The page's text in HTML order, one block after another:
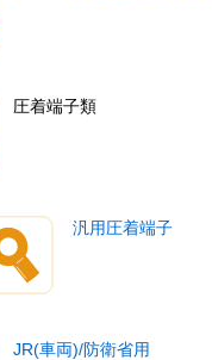
圧着端子類
汎用圧着端子
JR(車両)/防衛省用